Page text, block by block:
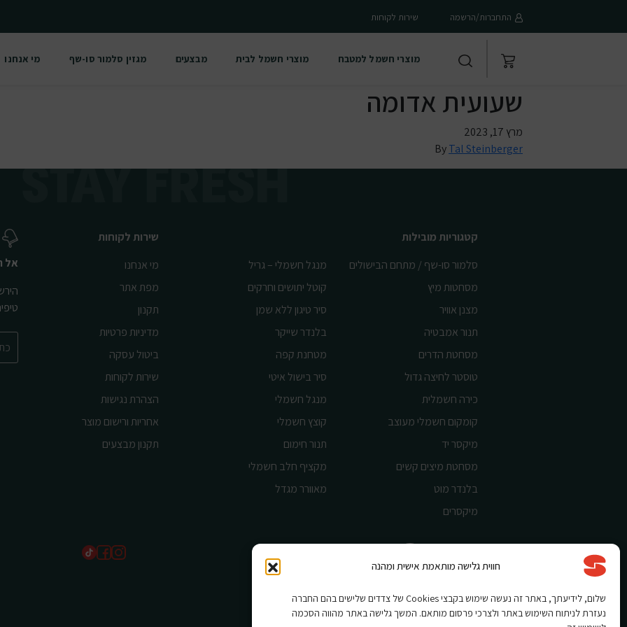
חווית גלישה מותאמת אישית ומהנה
שלום, לידיעתך, באתר זה נעשה שימוש בקבצי Cookies של צדדים שלישים בהם החברה
נעזרת לניתוח השימוש באתר ולצרכי פרסום מותאם. המשך גלישה באתר מהווה הסכמה
התחברות/הרשמה שירות לקוחות
מוצרי חשמל למטבח מוצרי חשמל לבית מבצעים מגזין סלמור סו-שף מי אנחנו
שעועית אדומה
מרץ 17, 2023
ByTal Steinberger
קטגוריות מובילות
סלמור סו-שף / מתחם הבישולים
מנגל חשמלי – גריל
מסחטות מיץ
קוטל יתושים וחרקים
מצנן אוויר
סיר טיגון ללא שמן
תנור אמבטיה
בלנדר שייקר
מסחטת הדרים
מטחנת קפה
טוסטר לחיצה גדול
סיר בישול איטי
כירה חשמלית
מנגל חשמלי
קומקום חשמלי מעוצב
קוצץ חשמלי
מיקסר יד
תנור חימום
מסחטת מיצים קשים
מקציף חלב חשמלי
בלנדר מוט
מאוורר מגדל
מיקסרים
שירות לקוחות
מי אנחנו
מפת אתר
תקנון
מדיניות פרטיות
ביטול עסקה
שירות לקוחות
הצהרת נגישות
אחריות ורישום מוצר
תקנון מבצעים
אל